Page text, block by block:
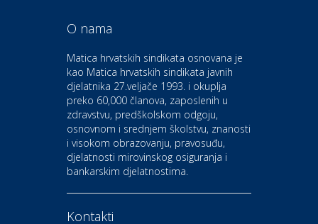
Odmor
Bistrica
Auto-moto i tehnika
CIAK Auto d.o.o.
Kultura i edukacija
Kazalište Gavella
Moda i ljepota
O nama
Matica hrvatskih sindikata osnovana je
kao Matica hrvatskih sindikata javnih
djelatnika 27.veljače 1993. i okuplja
preko 60,000 članova, zaposlenih u
zdravstvu, predškolskom odgoju,
osnovnom i srednjem školstvu, znanosti
i visokom obrazovanju, pravosuđu,
djelatnosti mirovinskog osiguranja i
bankarskim djelatnostima.
Kontakti